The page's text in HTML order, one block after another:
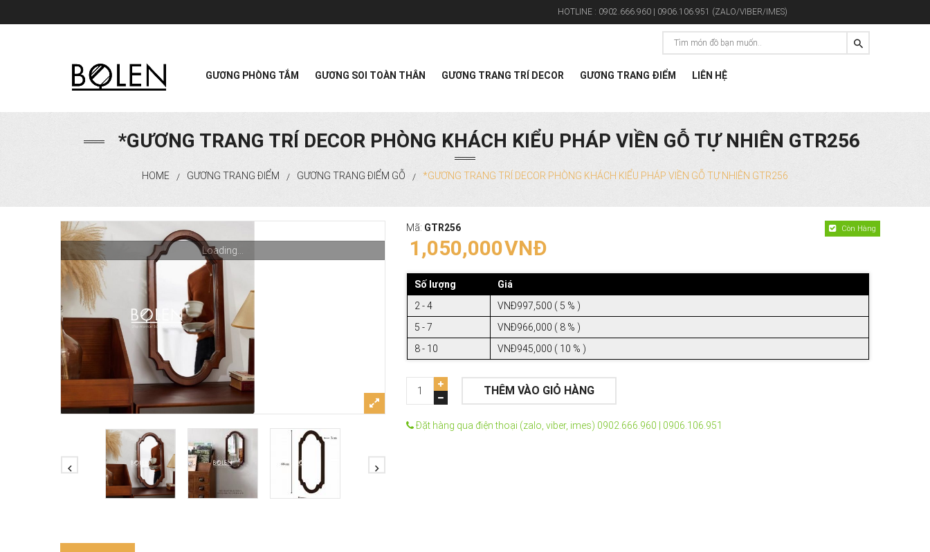
HOTLINE : 0902.666.960 | 0906.106.951 (ZALO/VIBER/IMES)
GƯƠNG PHÒNG TẮM GƯƠNG SOI TOÀN THÂN GƯƠNG TRANG TRÍ DECOR GƯƠNG TRANG ĐIỂM LIÊN HỆ
*GƯƠNG TRANG TRÍ DECOR PHÒNG KHÁCH KIỂU PHÁP VIỀN GỖ TỰ NHIÊN GTR256
HOME / GƯƠNG TRANG ĐIỂM / GƯƠNG TRANG ĐIỂM GỖ / *GƯƠNG TRANG TRÍ DECOR PHÒNG KHÁCH KIỂU PHÁP VIỀN GỖ TỰ NHIÊN GTR256
Loading...
Mã: GTR256
1,050,000VNĐ
Còn Hàng
Số lượng
Giá
2 - 4
VNĐ997,500 ( 5 % )
5 - 7
VNĐ966,000 ( 8 % )
8 - 10
VNĐ945,000 ( 10 % )
THÊM VÀO GIỎ HÀNG
Đặt hàng qua điện thoại (zalo, viber, imes) 0902.666.960 | 0906.106.951